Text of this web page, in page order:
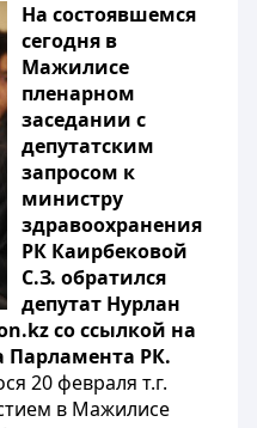
На состоявшемся
сегодня в
Мажилисе
пленарном
заседании с
депутатским
запросом к
министру
здравоохранения
РК Каирбековой
С.З. обратился
депутат Нурлан
со ссылкой на
Парламента РК.
20 февраля т.г.
в Мажилисе